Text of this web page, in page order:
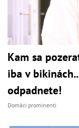
Kam sa
iba v
odpadnete!
Domáci prominenti